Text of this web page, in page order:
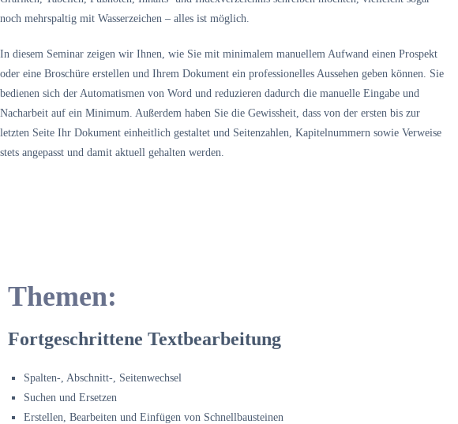
noch mehrspaltig mit Wasserzeichen – alles ist möglich.
In diesem Seminar zeigen wir Ihnen, wie Sie mit minimalem manuellem Aufwand einen Prospekt
oder eine Broschüre erstellen und Ihrem Dokument ein professionelles Aussehen geben können. Sie
bedienen sich der Automatismen von Word und reduzieren dadurch die manuelle Eingabe und
Nacharbeit auf ein Minimum. Außerdem haben Sie die Gewissheit, dass von der ersten bis zur
letzten Seite Ihr Dokument einheitlich gestaltet und Seitenzahlen, Kapitelnummern sowie Verweise
stets angepasst und damit aktuell gehalten werden.
Themen:
Fortgeschrittene Textbearbeitung
Spalten-, Abschnitt-, Seitenwechsel
Suchen und Ersetzen
Erstellen, Bearbeiten und Einfügen von Schnellbausteinen